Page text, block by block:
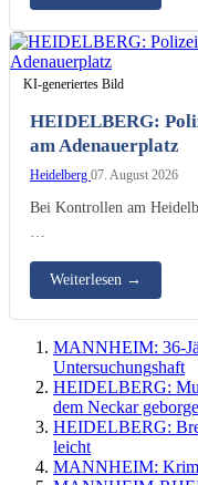
KI-generiertes Bild
HEIDELBERG:
am Adenauerplatz
Heidelberg 07. August 2026
Bei Kontrollen am
Weiterlesen →
MANNHEIM: 36-
Untersuchungshaft
HEIDELBERG:
dem Neckar
HEIDELBERG:
leicht
MANNHEIM: